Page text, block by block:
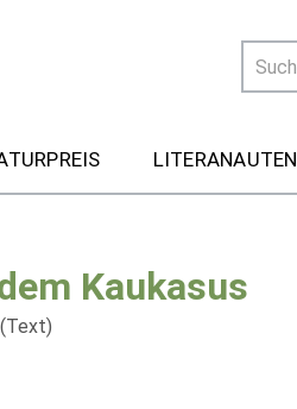
LITERANAUTEN
Kaukasus
(Text)